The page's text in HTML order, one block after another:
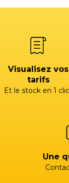
Visualisez vos
tarifs
Et le stock en 1
Une